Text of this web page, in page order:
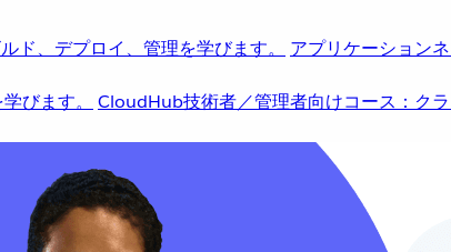
ド、デプロイ、管理を学びます。 アプリケーション
びます。 CloudHub技術者／管理者向けコース：ク